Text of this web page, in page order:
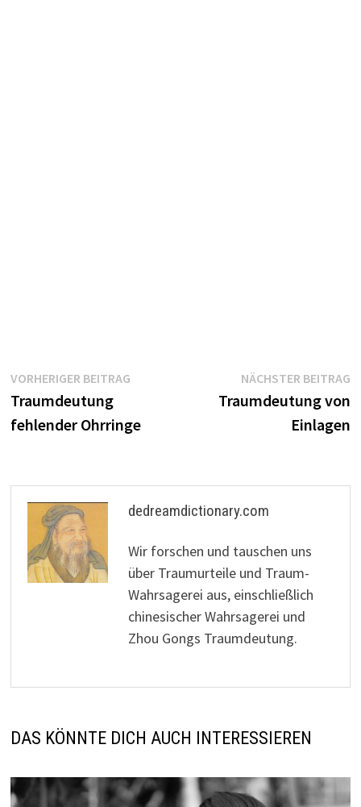
Beitragsnavigation
VORHERIGER BEITRAGVorheriger
Traumdeutung
fehlender Ohrringe
NÄCHSTER BEITRAG
Traumdeutung von
Einlagen
dedreamdictionary.com
Wir forschen und tauschen uns
über Traumurteile und Traum-
Wahrsagerei aus, einschließlich
chinesischer Wahrsagerei und
Zhou Gongs Traumdeutung.
DAS KÖNNTE DICH AUCH INTERESSIEREN